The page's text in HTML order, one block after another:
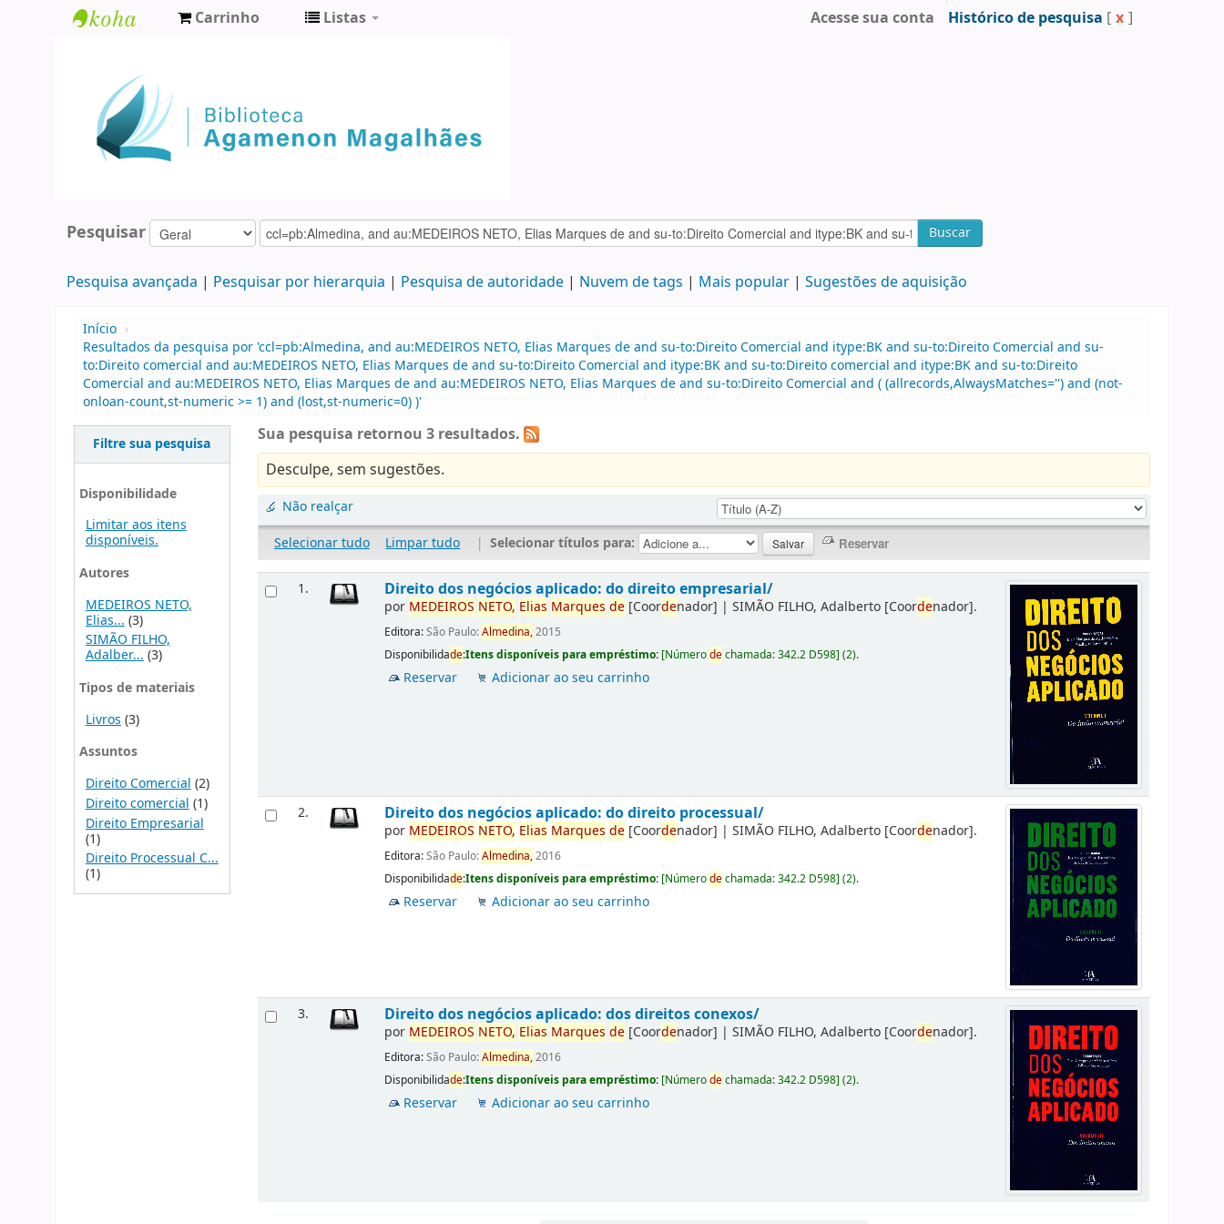
Agamenon
Magalhães
Carrinho Listas Acesse sua conta Histórico de pesquisa [ x ]
Pesquisar Buscar
Pesquisa avançada Pesquisar por hierarquia Pesquisa de autoridade Nuvem de tags Mais popular Sugestões de aquisição
Início ›
Resultados da pesquisa por 'ccl=pb:Almedina, and au:MEDEIROS NETO, Elias Marques de and su-to:Direito Comercial and itype:BK and su-to:Direito Comercial and su-
to:Direito comercial and au:MEDEIROS NETO, Elias Marques de and su-to:Direito Comercial and itype:BK and su-to:Direito comercial and itype:BK and su-to:Direito
Comercial and au:MEDEIROS NETO, Elias Marques de and au:MEDEIROS NETO, Elias Marques de and su-to:Direito Comercial and ( (allrecords,AlwaysMatches='') and (not-
onloan-count,st-numeric >= 1) and (lost,st-numeric=0) )'
Filtre sua pesquisa
Disponibilidade
Limitar aos itens
disponíveis.
Autores
MEDEIROS NETO,
Elias... (3)
SIMÃO FILHO,
Adalber...(3)
Tipos de materiais
Livros (3)
Assuntos
Direito Comercial (2)
Direito comercial (1)
Direito Empresarial
(1)
Direito Processual C...
(1)
Sua pesquisa retornou 3 resultados.
Desculpe, sem sugestões.
Não realçar
Selecionar tudo
Limpar tudo | Selecionar títulos para:
1. Direito dos negócios aplicado: do direito empresarial/
por MEDEIROS NETO, Elias Marques de [Coordenador] |SIMÃO FILHO, Adalberto [Coordenador].
Editora:São Paulo:Almedina,2015
Disponibilidade:Itens disponíveis para empréstimo: [Númerodechamada:342.2 D598](2).
Reservar Adicionar ao seu carrinho
2. Direito dos negócios aplicado: do direito processual/
por MEDEIROS NETO, Elias Marques de [Coordenador] |SIMÃO FILHO, Adalberto [Coordenador].
Editora:São Paulo:Almedina,2016
Disponibilidade:Itens disponíveis para empréstimo: [Númerodechamada:342.2 D598](2).
Reservar Adicionar ao seu carrinho
3. Direito dos negócios aplicado: dos direitos conexos/
por MEDEIROS NETO, Elias Marques de [Coordenador] |SIMÃO FILHO, Adalberto [Coordenador].
Editora:São Paulo:Almedina,2016
Disponibilidade:Itens disponíveis para empréstimo: [Númerodechamada:342.2 D598](2).
Reservar Adicionar ao seu carrinho